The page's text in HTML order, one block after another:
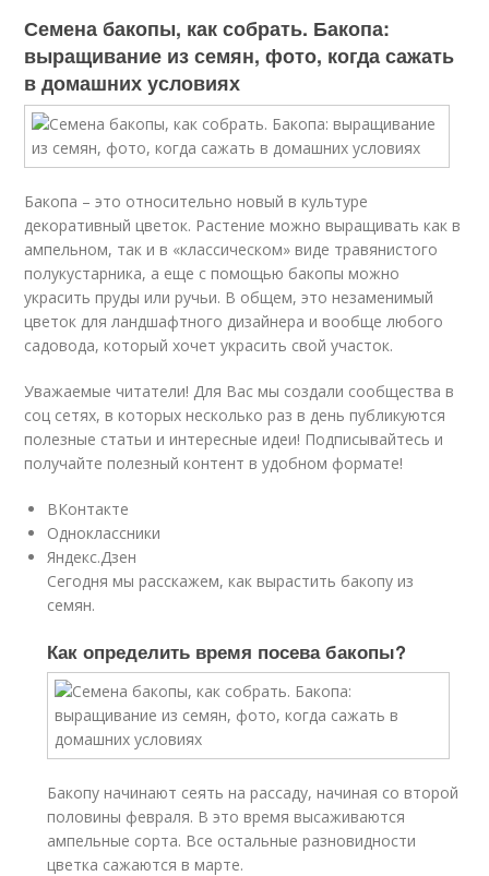
Семена бакопы, как собрать. Бакопа:
выращивание из семян, фото, когда сажать
в домашних условиях
Бакопа – это относительно новый в культуре
декоративный цветок. Растение можно выращивать как в
ампельном, так и в «классическом» виде травянистого
полукустарника, а еще с помощью бакопы можно
украсить пруды или ручьи. В общем, это незаменимый
цветок для ландшафтного дизайнера и вообще любого
садовода, который хочет украсить свой участок.
Уважаемые читатели! Для Вас мы создали сообщества в
соц сетях, в которых несколько раз в день публикуются
полезные статьи и интересные идеи! Подписывайтесь и
получайте полезный контент в удобном формате!
ВКонтакте
Одноклассники
Яндекс.Дзен
Сегодня мы расскажем, как вырастить бакопу из
семян.
Как определить время посева бакопы?
Бакопу начинают сеять на рассаду, начиная со второй
половины февраля. В это время высаживаются
ампельные сорта. Все остальные разновидности
цветка сажаются в марте.